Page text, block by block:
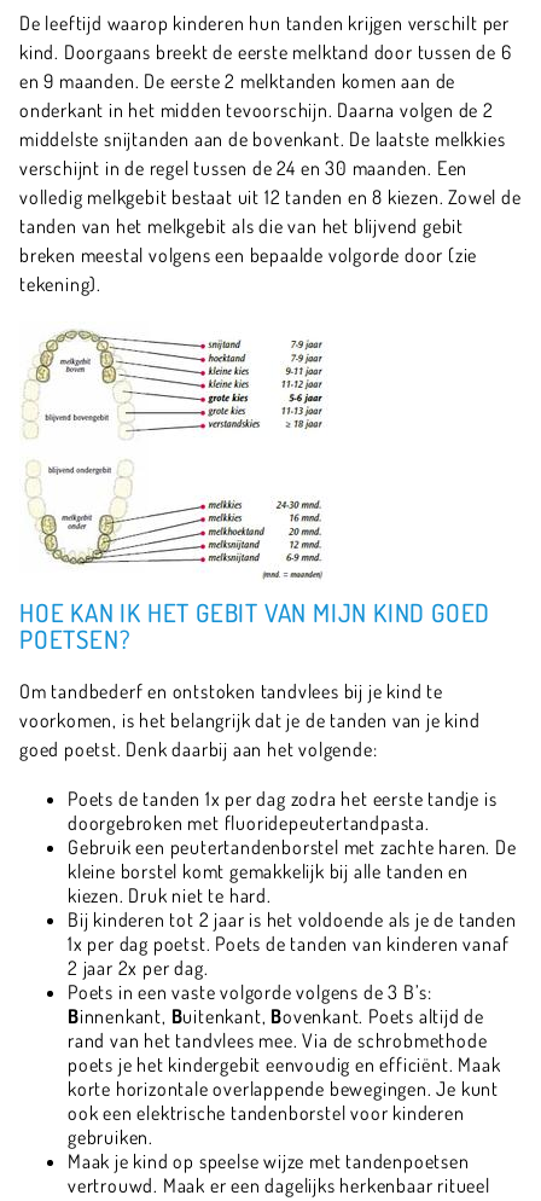
De leeftijd waarop kinderen hun tanden krijgen verschilt per
kind. Doorgaans breekt de eerste melktand door tussen de 6
en 9 maanden. De eerste 2 melktanden komen aan de
onderkant in het midden tevoorschijn. Daarna volgen de 2
middelste snijtanden aan de bovenkant. De laatste melkkies
verschijnt in de regel tussen de 24 en 30 maanden. Een
volledig melkgebit bestaat uit 12 tanden en 8 kiezen. Zowel de
tanden van het melkgebit als die van het blijvend gebit
breken meestal volgens een bepaalde volgorde door (zie
tekening).
HOE KAN IK HET GEBIT VAN MIJN KIND GOED
POETSEN?
Om tandbederf en ontstoken tandvlees bij je kind te
voorkomen, is het belangrijk dat je de tanden van je kind
goed poetst. Denk daarbij aan het volgende:
Poets de tanden 1x per dag zodra het eerste tandje is
doorgebroken met fluoridepeutertandpasta.
Gebruik een peutertandenborstel met zachte haren. De
kleine borstel komt gemakkelijk bij alle tanden en
kiezen. Druk niet te hard.
Bij kinderen tot 2 jaar is het voldoende als je de tanden
1x per dag poetst. Poets de tanden van kinderen vanaf
2 jaar 2x per dag.
Poets in een vaste volgorde volgens de 3 B’s:
Binnenkant, Buitenkant, Bovenkant. Poets altijd de
rand van het tandvlees mee. Via de schrobmethode
poets je het kindergebit eenvoudig en efficiënt. Maak
korte horizontale overlappende bewegingen. Je kunt
ook een elektrische tandenborstel voor kinderen
gebruiken.
Maak je kind op speelse wijze met tandenpoetsen
vertrouwd. Maak er een dagelijks herkenbaar ritueel